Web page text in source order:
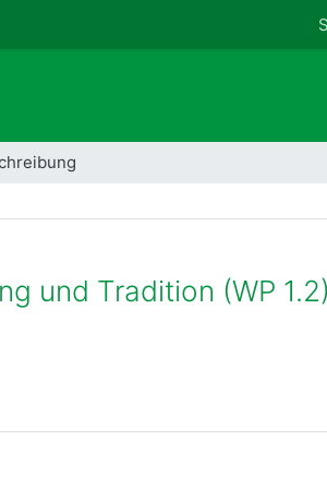
und Tradition (WP 1.2)